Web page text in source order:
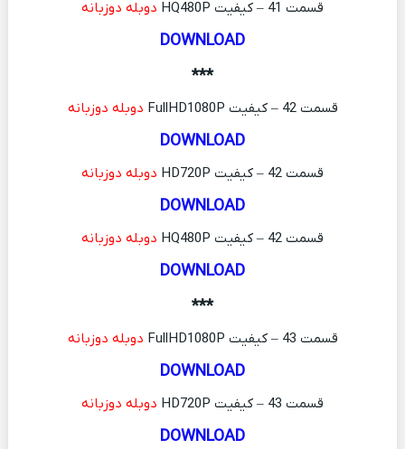
قسمت 41 – کیفیت HQ480P دوبله دوزبانه
DOWNLOAD
***
قسمت 42 – کیفیت FullHD1080P دوبله دوزبانه
DOWNLOAD
قسمت 42 – کیفیت HD720P دوبله دوزبانه
DOWNLOAD
قسمت 42 – کیفیت HQ480P دوبله دوزبانه
DOWNLOAD
***
قسمت 43 – کیفیت FullHD1080P دوبله دوزبانه
DOWNLOAD
قسمت 43 – کیفیت HD720P دوبله دوزبانه
DOWNLOAD